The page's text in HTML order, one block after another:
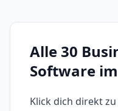
Alle 30
Software
Klick dich direkt